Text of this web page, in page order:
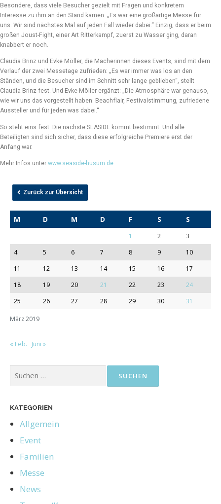
Besondere, dass viele Besucher gezielt mit Fragen und konkretem
Interesse zu ihm an den Stand kamen. „Es war eine großartige Messe für
uns. Wir sind nächstes Mal auf jeden Fall wieder dabei.“ Einzig, dass er beim
großen Joust-Fight, einer Art Ritterkampf, zuerst zu Wasser ging, daran
knabbert er noch.
Claudia Brinz und Evke Möller, die Macherinnen dieses Events, sind mit dem
Verlauf der zwei Messetage zufrieden: „Es war immer was los an den
Ständen, und die Besucher sind im Schnitt sehr lange geblieben“, stellt
Claudia Brinz fest. Und Evke Möller ergänzt: „Die Atmosphäre war genauso,
wie wir uns das vorgestellt haben: Beachflair, Festivalstimmung, zufriedene
Aussteller und für jeden was dabei.“
So steht eins fest: Die nächste SEASIDE kommt bestimmt. Und alle
Beteiligten sind sich sicher, dass diese erfolgreiche Premiere erst der
Anfang war.
Mehr Infos unter www.seaside-husum.de
Zurück zur Übersicht
März 2019
M D M D F S S
1 2
3
4
5 6 7 8 9
10
11
12 13 14 15 16
17
18
19 20 21 22 23
24
25
26 27 28 29 30 31
« Feb. Juni »
KATEGORIEN
Allgemein
Event
Familien
Messe
News